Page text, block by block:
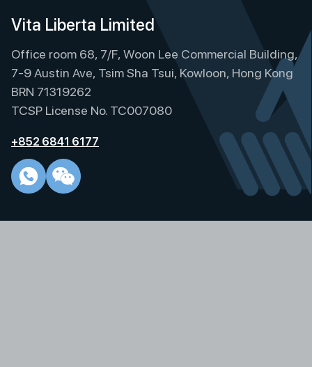
e
n
a
t
i
e
Vita Liberta Limited
Office room 68, 7/F, Woon Lee Commercial Building,
7-9 Austin Ave, Tsim Sha Tsui, Kowloon, Hong Kong
BRN 71319262
TCSP License No. TC007080
+852 6841 6177